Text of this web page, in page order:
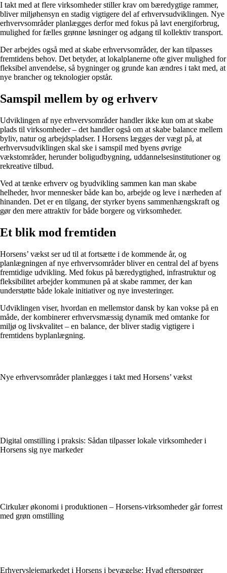
I takt med at flere virksomheder stiller krav om bæredygtige rammer,
bliver miljøhensyn en stadig vigtigere del af erhvervsudviklingen. Nye
erhvervsområder planlægges derfor med fokus på lavt energiforbrug,
mulighed for fælles grønne løsninger og adgang til kollektiv transport.
Der arbejdes også med at skabe erhvervsområder, der kan tilpasses
fremtidens behov. Det betyder, at lokalplanerne ofte giver mulighed for
fleksibel anvendelse, så bygninger og grunde kan ændres i takt med, at
nye brancher og teknologier opstår.
Samspil mellem by og erhverv
Udviklingen af nye erhvervsområder handler ikke kun om at skabe
plads til virksomheder – det handler også om at skabe balance mellem
byliv, natur og arbejdspladser. I Horsens lægges der vægt på, at
erhvervsudviklingen skal ske i samspil med byens øvrige
vækstområder, herunder boligudbygning, uddannelsesinstitutioner og
rekreative tilbud.
Ved at tænke erhverv og byudvikling sammen kan man skabe
helheder, hvor mennesker både kan bo, arbejde og leve i nærheden af
hinanden. Det er en tilgang, der styrker byens sammenhængskraft og
gør den mere attraktiv for både borgere og virksomheder.
Et blik mod fremtiden
Horsens’ vækst ser ud til at fortsætte i de kommende år, og
planlægningen af nye erhvervsområder bliver en central del af byens
fremtidige udvikling. Med fokus på bæredygtighed, infrastruktur og
fleksibilitet arbejder kommunen på at skabe rammer, der kan
understøtte både lokale initiativer og nye investeringer.
Udviklingen viser, hvordan en mellemstor dansk by kan vokse på en
måde, der kombinerer erhvervsmæssig dynamik med omtanke for
miljø og livskvalitet – en balance, der bliver stadig vigtigere i
fremtidens byplanlægning.
Nye erhvervsområder planlægges i takt med Horsens’ vækst
Digital omstilling i praksis: Sådan tilpasser lokale virksomheder i
Horsens sig nye markeder
Cirkulær økonomi i produktionen – Horsens-virksomheder går forrest
med grøn omstilling
Erhvervslejemarkedet i Horsens i bevægelse: Hvad efterspørger